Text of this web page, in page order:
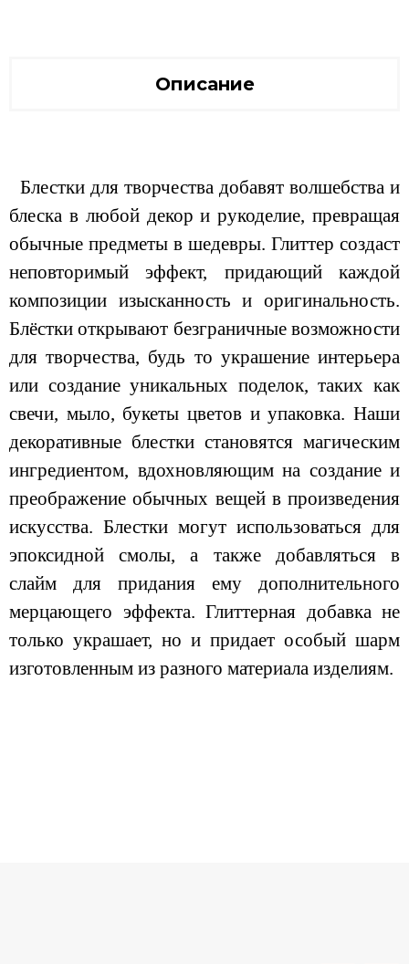
Описание
Блестки для творчества добавят волшебства и
блеска в любой декор и рукоделие, превращая
обычные предметы в шедевры. Глиттер создаст
неповторимый эффект, придающий каждой
композиции изысканность и оригинальность.
Блёстки открывают безграничные возможности
для творчества, будь то украшение интерьера
или создание уникальных поделок, таких как
свечи, мыло, букеты цветов и упаковка. Наши
декоративные блестки становятся магическим
ингредиентом, вдохновляющим на создание и
преображение обычных вещей в произведения
искусства. Блестки могут использоваться для
эпоксидной смолы, а также добавляться в
слайм для придания ему дополнительного
мерцающего эффекта. Глиттерная добавка не
только украшает, но и придает особый шарм
изготовленным из разного материала изделиям.